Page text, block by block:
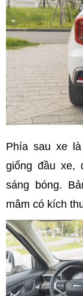
Phía sau xe
giống đầu xe,
sáng bóng.
mâm có kích